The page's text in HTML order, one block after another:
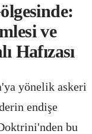
ve
Hafızası
yönelik askeri
endişe
bu